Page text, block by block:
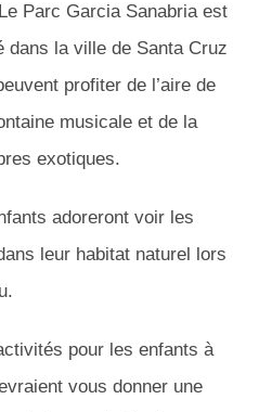
Parc Garcia Sanabria est
dans la ville de Santa Cruz
profiter de l’aire de
musicale et de la
exotiques.
adoreront voir les
leur habitat naturel lors
pour les enfants à
vous donner une